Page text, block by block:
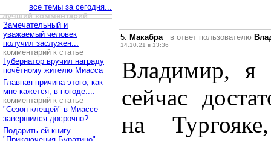
все темы за сегодня...
лучший комментарий
Замечательный и
уважаемый человек
получил заслужен...
комментарий к статье
Губернатор вручил награду
почётному жителю Миасса
Главная причина этого, как
мне кажется, в погоде....
комментарий к статье
"Сезон клещей" в Миассе
завершился досрочно?
Подарить ей книгу
5. Макабра в ответ пользователю
14.10.21 в 13:36
Владимир, я
сейчас
на